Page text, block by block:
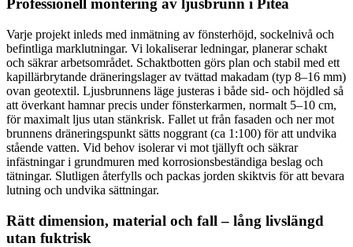
Professionell montering av ljusbrunn i Piteå
Varje projekt inleds med inmätning av fönsterhöjd, sockelnivå och
befintliga marklutningar. Vi lokaliserar ledningar, planerar schakt
och säkrar arbetsområdet. Schaktbotten görs plan och stabil med ett
kapillärbrytande dräneringslager av tvättad makadam (typ 8–16 mm)
ovan geotextil. Ljusbrunnens läge justeras i både sid- och höjdled så
att överkant hamnar precis under fönsterkarmen, normalt 5–10 cm,
för maximalt ljus utan stänkrisk. Fallet ut från fasaden och ner mot
brunnens dräneringspunkt sätts noggrant (ca 1:100) för att undvika
stående vatten. Vid behov isolerar vi mot tjällyft och säkrar
infästningar i grundmuren med korrosionsbeständiga beslag och
tätningar. Slutligen återfylls och packas jorden skiktvis för att bevara
lutning och undvika sättningar.
Rätt dimension, material och fall – lång livslängd
utan fuktrisk